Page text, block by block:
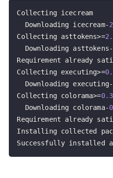
  Downloading icecream
-
Collecting asttokens>=
  Downloading asttokens
-
Requirement already
Collecting executing>=
  Downloading executing
-
Collecting colorama>=0.3
  Downloading colorama
-
Requirement already
Installing collected
Successfully installed